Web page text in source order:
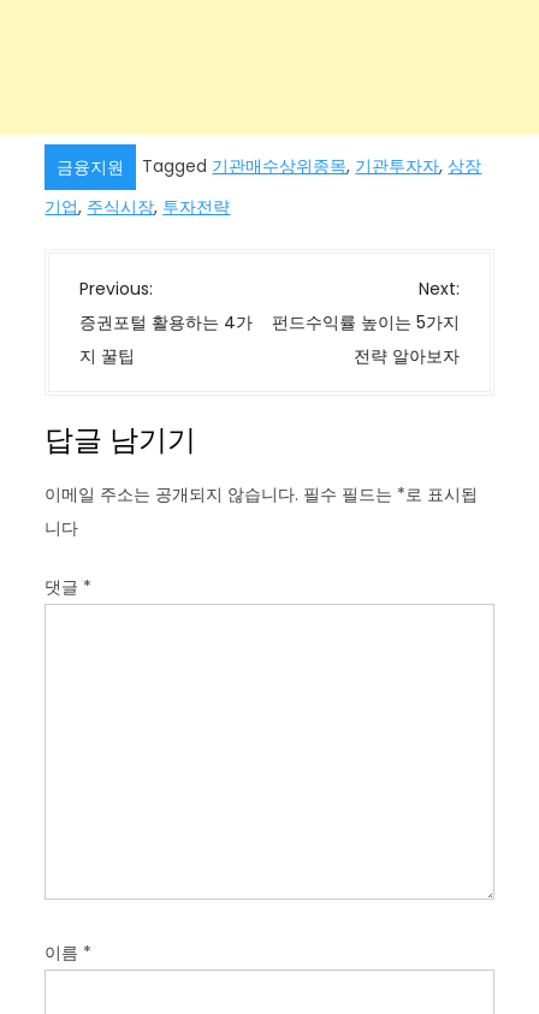
금융지원 Tagged 기관매수상위종목, 기관투자자,상장
기업, 주식시장, 투자전략
글
탐
색
Previous:
증권포털 활용하는 4가
지 꿀팁
Next:
펀드수익률 높이는 5가지
전략 알아보자
답글 남기기
이메일 주소는 공개되지 않습니다. 필수 필드는 *로 표시됩
니다
댓글 *
이름 *